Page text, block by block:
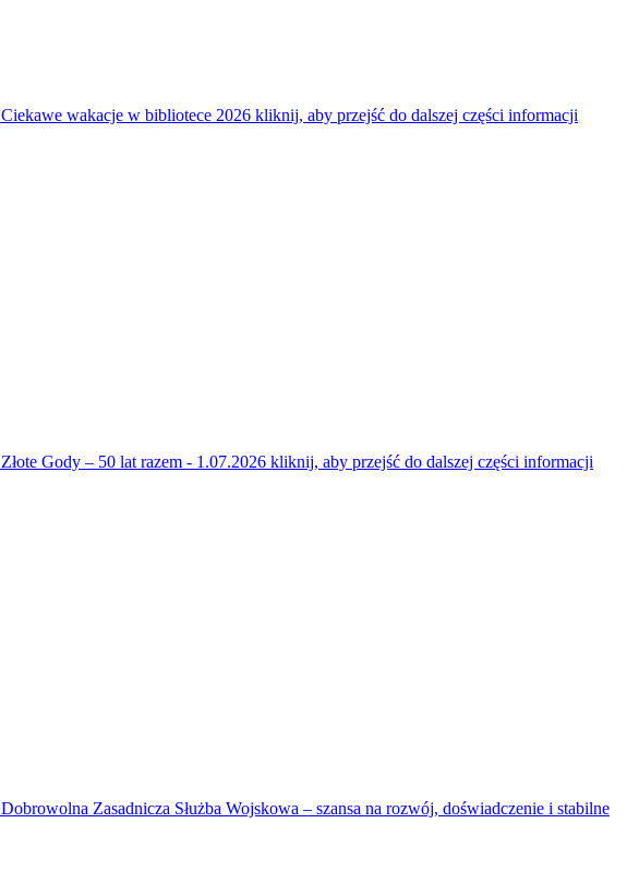
Ciekawe wakacje w bibliotece 2026 kliknij, aby przejść do dalszej części informacji
Złote Gody – 50 lat razem - 1.07.2026 kliknij, aby przejść do dalszej części informacji
Dobrowolna Zasadnicza Służba Wojskowa – szansa na rozwój, doświadczenie i stabilne